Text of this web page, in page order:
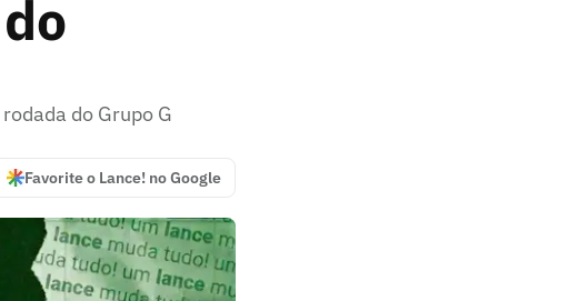
do Grupo G
Favorite o Lance! no Google